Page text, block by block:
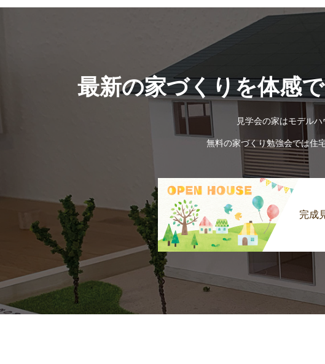
最新の家づくりを体感
見学会の家はモデル
無料の家づくり勉強会では住
完成